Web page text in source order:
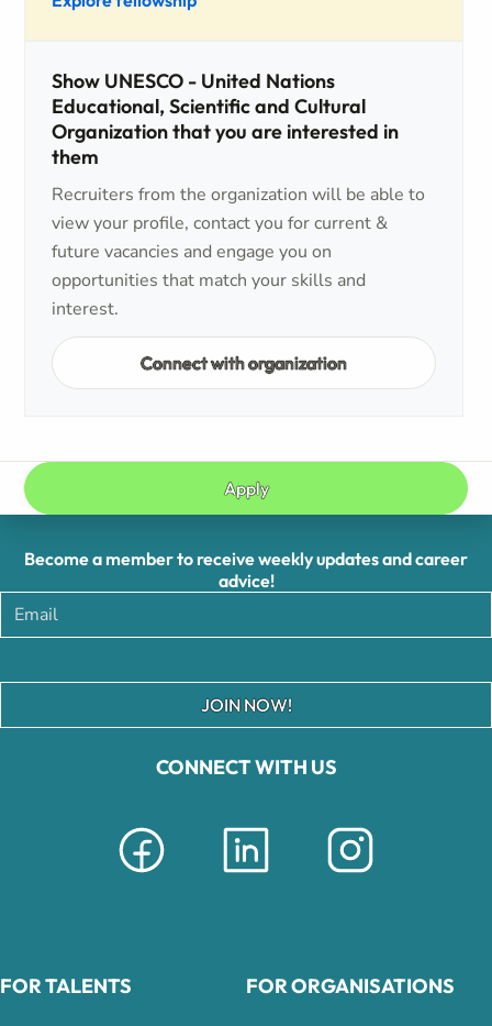
Show UNESCO - United Nations
Educational, Scientific and Cultural
Organization that you are interested in
them
Recruiters from the organization will be able to
view your profile, contact you for current &
future vacancies and engage you on
opportunities that match your skills and
interest.
Connect with organization
Apply
CONNECT WITH US
Become a member to receive weekly updates and career
advice!
JOIN NOW!
FOR TALENTS FOR ORGANISATIONS